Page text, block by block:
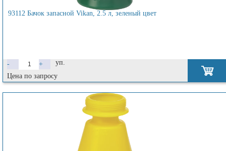
93112 Бачок запасной Vikan, 2.5 л, зеленый цвет
- +
уп.
Цена по запросу